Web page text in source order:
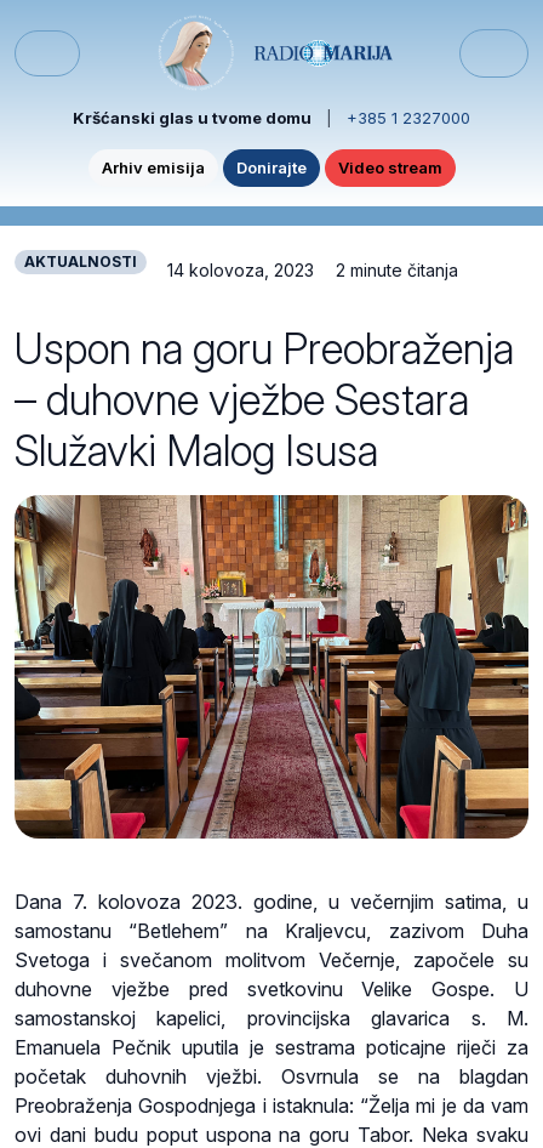
Menu
Kršćanski glas u tvome domu +385 1 2327000
Arhiv emisija Donirajte Video stream
AKTUALNOSTI 14 kolovoza, 2023 2 minute čitanja
Uspon na goru Preobraženja
– duhovne vježbe Sestara
Služavki Malog Isusa
Dana 7. kolovoza 2023. godine, u večernjim satima, u
samostanu “Betlehem” na Kraljevcu, zazivom Duha
Svetoga i svečanom molitvom Večernje, započele su
duhovne vježbe pred svetkovinu Velike Gospe. U
samostanskoj kapelici, provincijska glavarica s. M.
Emanuela Pečnik uputila je sestrama poticajne riječi za
početak duhovnih vježbi. Osvrnula se na blagdan
Preobraženja Gospodnjega i istaknula: “Želja mi je da vam
ovi dani budu poput uspona na goru Tabor. Neka svaku